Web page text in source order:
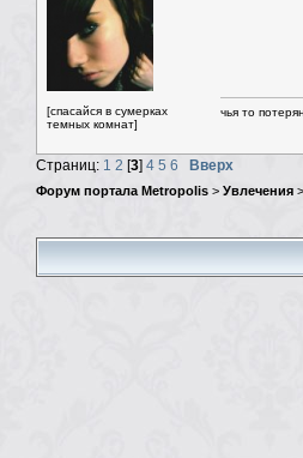
[спасайся в сумерках
темных комнат]
чья то
Страниц: 1 2 [3] 4 5 6 Вверх
Форум портала Metropolis > Увлечения >